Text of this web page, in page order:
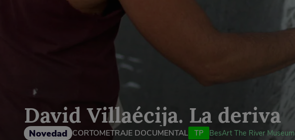
David Villaécija. La deriva
Novedad CORTOMETRAJE DOCUMENTAL TP
BesArt The River Museum